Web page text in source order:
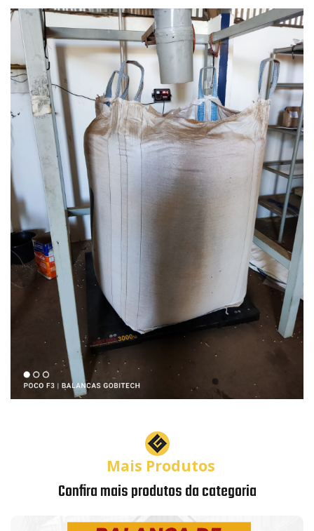
Mais Produtos
Confira mais produtos da categoria